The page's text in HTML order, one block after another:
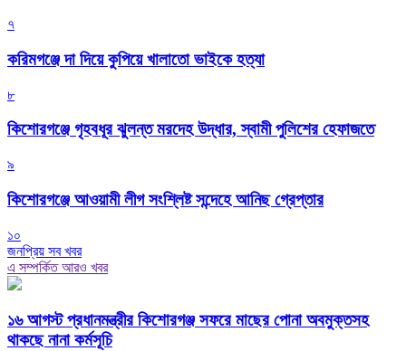
৭
করিমগঞ্জে দা দিয়ে কুপিয়ে খালাতো ভাইকে হত্যা
৮
কিশোরগঞ্জে গৃহবধূর ঝুলন্ত মরদেহ উদ্ধার, স্বামী পুলিশের হেফাজতে
৯
কিশোরগঞ্জে আওয়ামী লীগ সংশ্লিষ্ট সন্দেহে আনিছ গ্রেপ্তার
১০
জনপ্রিয় সব খবর
এ সম্পর্কিত আরও খবর
১৬ আগস্ট প্রধানমন্ত্রীর কিশোরগঞ্জ সফরে মাছের পোনা অবমুক্তসহ
থাকছে নানা কর্মসূচি